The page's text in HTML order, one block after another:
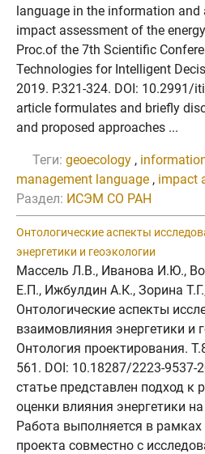
language in the information
impact assessment of the
Proc.of the 7th Scientific
Technologies for Intelligent
2019. P.321-324. DOI: 10.2991/
article formulates and briefly
and proposed approaches ...
Теги: geoecology ,
management language , impact
Раздел: ИСЭМ СО РАН
Онтологические аспекты
энергетики и геоэкологии
Массель Л.В., Иванова И.Ю.,
Е.П., Ижбулдин А.К., Зорина
Онтологические аспекты
взаимовлияния энергетики и
Онтология проектирования.
561. DOI: 10.18287/2223-9537-
статье представлен подход
оценки влияния энергетики
Работа выполняется в
проекта совместно с